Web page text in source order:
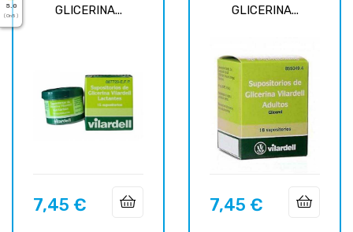
GLICERINA...
Prix
7,45 €
GLICERINA...
Prix
7,45 €
5.0
( On 5 )